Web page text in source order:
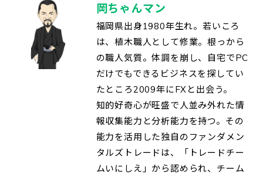
岡ちゃんマン
福岡県出身1980年生れ。若いころ
は、植木職人として修業。根っから
の職人気質。体調を崩し、自宅でPC
だけでもできるビジネスを探してい
たところ2009年にFXと出会う。
知的好奇心が旺盛で人並み外れた情
報収集能力と分析能力を持つ。その
能力を活用した独自のファンダメン
タルズトレードは、「トレードチー
ムいにしえ」から認められ、チーム